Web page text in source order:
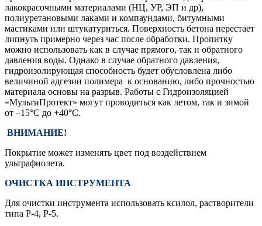
лакокрасочными материалами (НЦ, УР, ЭП и др),
полиуретановыми лаками и компаундами, битумными
мастиками или штукатуриться. Поверхность бетона перестает
липнуть примерно через час после обработки. Пропитку
можно использовать как в случае прямого, так и обратного
давления воды. Однако в случае обратного давления,
гидроизолирующая способность будет обусловлена либо
величиной адгезии полимера к основанию, либо прочностью
материала основы на разрыв. Работы с Гидроизоляцией
«МультиПротект» могут проводиться как летом, так и зимой
от –15°С до +40°С.
ВНИМАНИЕ!
Покрытие может изменять цвет под воздействием
ультрафиолета.
ОЧИСТКА ИНСТРУМЕНТА
Для очистки инструмента использовать ксилол, растворители
типа Р-4, Р-5.